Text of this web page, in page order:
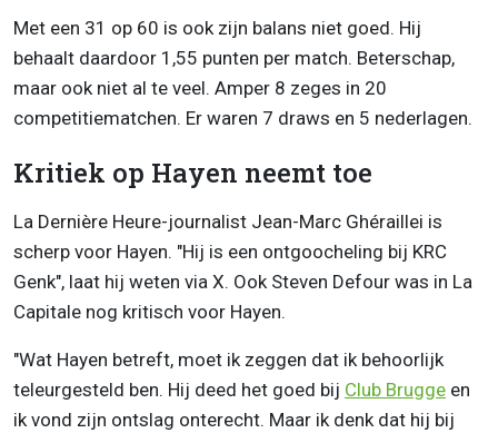
Met een 31 op 60 is ook zijn balans niet goed. Hij
behaalt daardoor 1,55 punten per match. Beterschap,
maar ook niet al te veel. Amper 8 zeges in 20
competitiematchen. Er waren 7 draws en 5 nederlagen.
Kritiek op Hayen neemt toe
La Dernière Heure-journalist Jean-Marc Ghéraillei is
scherp voor Hayen. "Hij is een ontgoocheling bij KRC
Genk", laat hij weten via X. Ook Steven Defour was in La
Capitale nog kritisch voor Hayen.
"Wat Hayen betreft, moet ik zeggen dat ik behoorlijk
teleurgesteld ben. Hij deed het goed bij Club Brugge en
ik vond zijn ontslag onterecht. Maar ik denk dat hij bij